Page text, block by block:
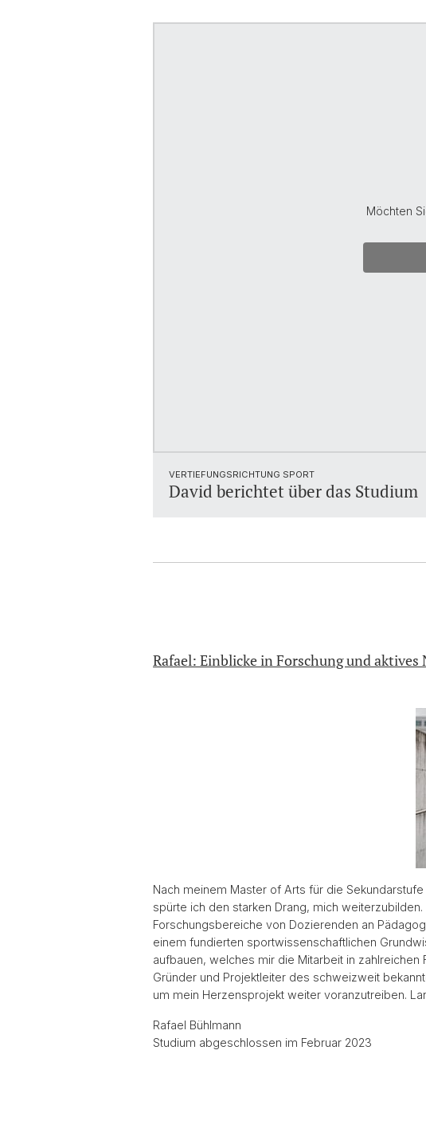
Möchten
VERTIEFUNGSRICHTUNG SPORT
David berichtet über das Studium
Rafael: Einblicke in Forschung und aktives
Nach meinem Master of Arts für die
spürte ich den starken Drang, mich
Forschungsbereiche von Dozierenden an
einem fundierten sportwissenschaftlichen
aufbauen, welches mir die Mitarbeit in
Gründer und Projektleiter des schweizweit
um mein Herzensprojekt weiter voranzutreiben.
Rafael Bühlmann
Studium abgeschlossen im Februar 2023